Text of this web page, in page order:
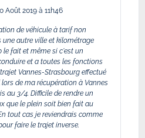
Août 2019 à 11h46
de véhicule à tarif non
autre ville et kilométrage
fait et même si c'est un
et a toutes les fonctions
Vannes-Strasbourg effectué
de ma récupération à Vannes
au 3/4. Difficile de rendre un
que le plein soit bien fait au
tout cas je reviendrais comme
faire le trajet inverse.